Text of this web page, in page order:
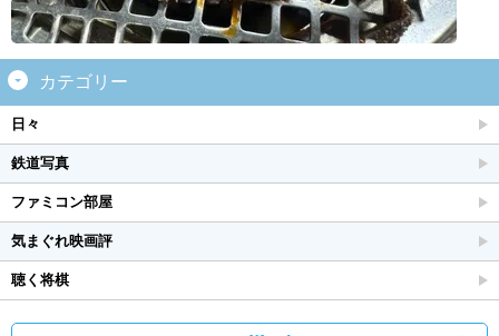
カテゴリー
日々
鉄道写真
ファミコン部屋
気まぐれ映画評
聴く将棋